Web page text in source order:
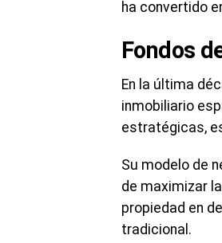
ha convertido
Fondos
En la última
inmobiliario
estratégicas,
Su modelo de
de maximizar
propiedad en
tradicional.